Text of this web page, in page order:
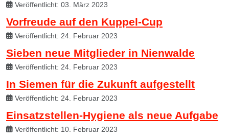
Veröffentlicht: 03. März 2023
Vorfreude auf den Kuppel-Cup
Veröffentlicht: 24. Februar 2023
Sieben neue Mitglieder in Nienwalde
Veröffentlicht: 24. Februar 2023
In Siemen für die Zukunft aufgestellt
Veröffentlicht: 24. Februar 2023
Einsatzstellen-Hygiene als neue Aufgabe
Veröffentlicht: 10. Februar 2023